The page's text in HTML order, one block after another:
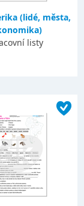
(lidé, města,
listy